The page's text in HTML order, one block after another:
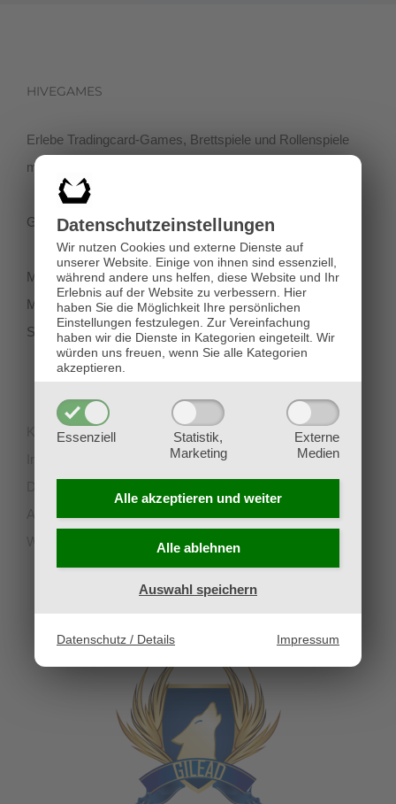
Datenschutz­einstellungen
Wir nutzen Cookies und externe Dienste auf
unserer Website. Einige von ihnen sind essenziell,
während andere uns helfen, diese Website und Ihr
Erlebnis auf der Website zu verbessern. Hier
haben Sie die Möglichkeit Ihre persönlichen
Einstellungen festzulegen. Zur Vereinfachung
haben wir die Dienste in Kategorien eingeteilt. Wir
würden uns freuen, wenn Sie alle Kategorien
akzeptieren.
Essenziell
Statistik,
Marketing
Externe
Medien
Alle akzeptieren und weiter
Alle ablehnen
Auswahl speichern
Datenschutz / Details Impressum
HIVEGAMES
Erlebe Tradingcard-Games, Brettspiele und Rollenspiele
mit einer netten Community in der Klagenfurter Innenstadt!
Getreidegasse 3, 9020 Klagenfurt
Montag-Dienstag 11:00 - 18:00
Mittwoch-Freitag 11:00-19:00
Samstag 12:00 - 18:00
Kontakt